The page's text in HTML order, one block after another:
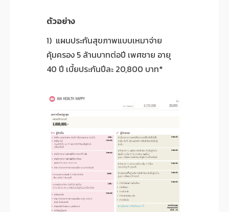
ตัวอย่าง
1) แผนประกันสุขภาพแบบเหมาจ่าย
คุ้มครอง 5 ล้านบาทต่อปี เพศชาย อายุ
40 ปี เบี้ยประกันปีละ 20,800 บาท*